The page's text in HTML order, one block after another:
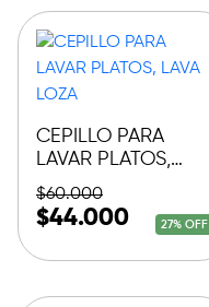
CEPILLO PARA
LAVAR PLATOS,
LAVA LOZA
$60.000
$44.000 27% OFF